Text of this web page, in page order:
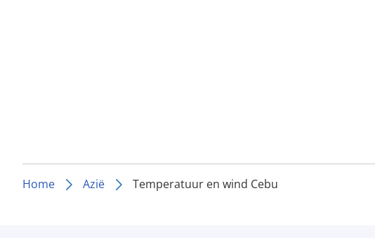
Home Azië Temperatuur en wind Cebu